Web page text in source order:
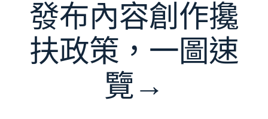
發布內容創作攙
扶政策，一圖速
覽→